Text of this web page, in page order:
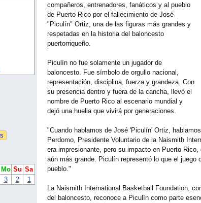
Mo Su Sa
3 2 1
compañeros, entrenadores, fanáticos y al pueblo
de Puerto Rico por el fallecimiento de José
"Piculín" Ortiz, una de las figuras más grandes y
respetadas en la historia del baloncesto
puertorriqueño.
Piculín no fue solamente un jugador de
baloncesto. Fue símbolo de orgullo nacional,
representación, disciplina, fuerza y grandeza. Con
su presencia dentro y fuera de la cancha, llevó el
nombre de Puerto Rico al escenario mundial y
dejó una huella que vivirá por generaciones.
"Cuando hablamos de José 'Piculín' Ortiz,
Perdomo, Presidente Voluntario de la Naismith
era impresionante, pero su impacto en Puerto
aún más grande. Piculín representó lo que el juego
pueblo."
La Naismith International Basketball Foundation,
del baloncesto, reconoce a Piculín como parte